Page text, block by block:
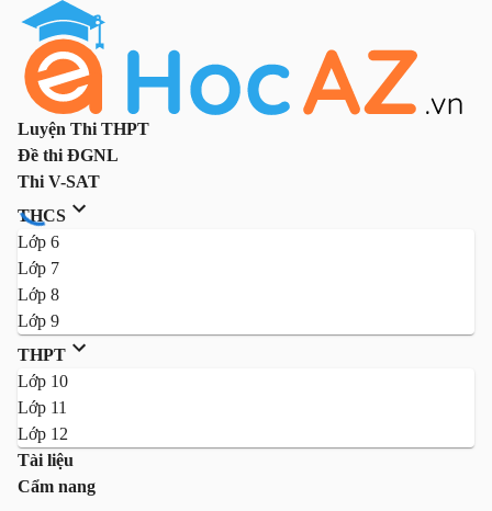
Luyện Thi THPT
Đề thi ĐGNL
Thi V-SAT
THCS
Lớp 6
Lớp 7
Lớp 8
Lớp 9
THPT
Lớp 10
Lớp 11
Lớp 12
Tài liệu
Cẩm nang